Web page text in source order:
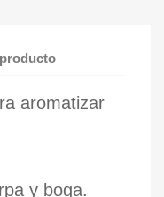
aromatizar
y boga.